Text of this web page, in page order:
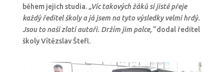
během jejich studia. „Víc takových žáků si jistě přeje
každý ředitel školy a já jsem na tyto výsledky velmi hrdý.
Jsou to naši zlatí autaři. Držím jim palce,“dodal ředitel
školy Vítězslav Štefl.